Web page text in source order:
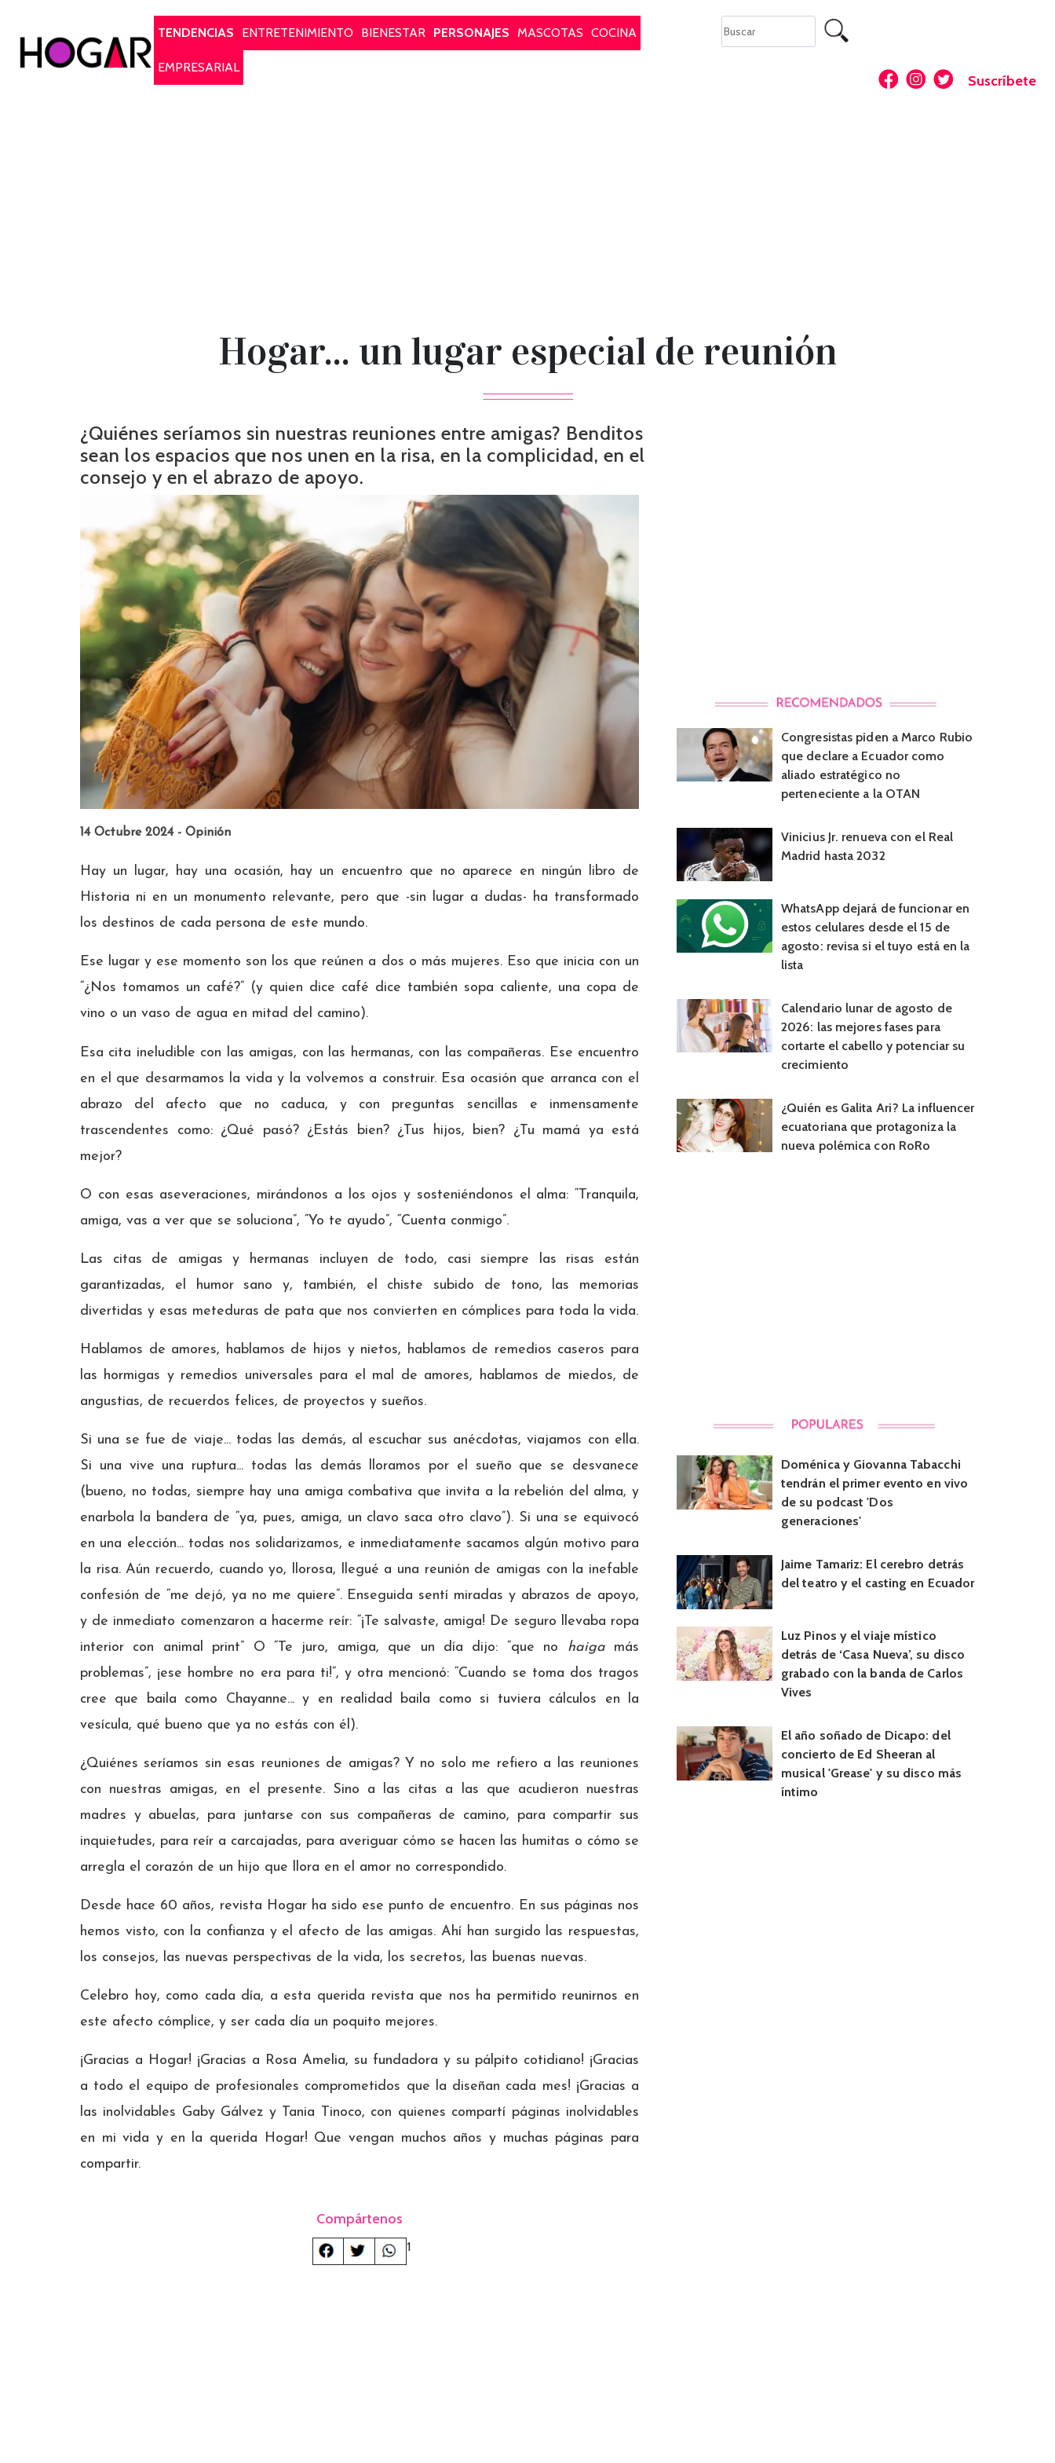
TENDENCIAS
ENTRETENIMIENTO BIENESTAR PERSONAJES MASCOTAS COCINA
EMPRESARIAL
Suscríbete
Hogar... un lugar especial de reunión
¿Quiénes seríamos sin nuestras reuniones entre amigas? Benditos
sean los espacios que nos unen en la risa, en la complicidad, en el
consejo y en el abrazo de apoyo.
14 Octubre 2024 - Opinión
Hay un lugar, hay una ocasión, hay un encuentro que no aparece en ningún libro de
Historia ni en un monumento relevante, pero que -sin lugar a dudas- ha transformado
los destinos de cada persona de este mundo.
Ese lugar y ese momento son los que reúnen a dos o más mujeres. Eso que inicia con un
“¿Nos tomamos un café?” (y quien dice café dice también sopa caliente, una copa de
vino o un vaso de agua en mitad del camino).
Esa cita ineludible con las amigas, con las hermanas, con las compañeras. Ese encuentro
en el que desarmamos la vida y la volvemos a construir. Esa ocasión que arranca con el
abrazo del afecto que no caduca, y con preguntas sencillas e inmensamente
trascendentes como: ¿Qué pasó? ¿Estás bien? ¿Tus hijos, bien? ¿Tu mamá ya está
mejor?
O con esas aseveraciones, mirándonos a los ojos y sosteniéndonos el alma: “Tranquila,
amiga, vas a ver que se soluciona”, “Yo te ayudo”, “Cuenta conmigo”.
Las citas de amigas y hermanas incluyen de todo, casi siempre las risas están
garantizadas, el humor sano y, también, el chiste subido de tono, las memorias
divertidas y esas meteduras de pata que nos convierten en cómplices para toda la vida.
Hablamos de amores, hablamos de hijos y nietos, hablamos de remedios caseros para
las hormigas y remedios universales para el mal de amores, hablamos de miedos, de
angustias, de recuerdos felices, de proyectos y sueños.
Si una se fue de viaje... todas las demás, al escuchar sus anécdotas, viajamos con ella.
Si una vive una ruptura... todas las demás lloramos por el sueño que se desvanece
(bueno, no todas, siempre hay una amiga combativa que invita a la rebelión del alma, y
enarbola la bandera de “ya, pues, amiga, un clavo saca otro clavo”). Si una se equivocó
en una elección... todas nos solidarizamos, e inmediatamente sacamos algún motivo para
la risa. Aún recuerdo, cuando yo, llorosa, llegué a una reunión de amigas con la inefable
confesión de “me dejó, ya no me quiere”. Enseguida sentí miradas y abrazos de apoyo,
y de inmediato comenzaron a hacerme reír: “¡Te salvaste, amiga! De seguro llevaba ropa
interior con animal print” O “Te juro, amiga, que un día dijo: “que no haigamás
problemas”, ¡ese hombre no era para ti!”, y otra mencionó: “Cuando se toma dos tragos
cree que baila como Chayanne... y en realidad baila como si tuviera cálculos en la
vesícula, qué bueno que ya no estás con él).
¿Quiénes seríamos sin esas reuniones de amigas? Y no solo me refiero a las reuniones
con nuestras amigas, en el presente. Sino a las citas a las que acudieron nuestras
madres y abuelas, para juntarse con sus compañeras de camino, para compartir sus
inquietudes, para reír a carcajadas, para averiguar cómo se hacen las humitas o cómo se
arregla el corazón de un hijo que llora en el amor no correspondido.
Desde hace 60 años, revista Hogar ha sido ese punto de encuentro. En sus páginas nos
hemos visto, con la confianza y el afecto de las amigas. Ahí han surgido las respuestas,
los consejos, las nuevas perspectivas de la vida, los secretos, las buenas nuevas.
Celebro hoy, como cada día, a esta querida revista que nos ha permitido reunirnos en
este afecto cómplice, y ser cada día un poquito mejores.
¡Gracias a Hogar! ¡Gracias a Rosa Amelia, su fundadora y su pálpito cotidiano! ¡Gracias
a todo el equipo de profesionales comprometidos que la diseñan cada mes! ¡Gracias a
las inolvidables Gaby Gálvez y Tania Tinoco, con quienes compartí páginas inolvidables
en mi vida y en la querida Hogar! Que vengan muchos años y muchas páginas para
compartir.
Compártenos
1
Congresistas piden a Marco Rubio
que declare a Ecuador como
aliado estratégico no
perteneciente a la OTAN
Vinicius Jr. renueva con el Real
Madrid hasta 2032
WhatsApp dejará de funcionar en
estos celulares desde el 15 de
agosto: revisa si el tuyo está en la
lista
Calendario lunar de agosto de
2026: las mejores fases para
cortarte el cabello y potenciar su
crecimiento
¿Quién es Galita Ari? La influencer
ecuatoriana que protagoniza la
nueva polémica con RoRo
Doménica y Giovanna Tabacchi
tendrán el primer evento en vivo
de su podcast 'Dos
generaciones'
Jaime Tamariz: El cerebro detrás
del teatro y el casting en Ecuador
Luz Pinos y el viaje místico
detrás de ‘Casa Nueva’, su disco
grabado con la banda de Carlos
Vives
El año soñado de Dicapo: del
concierto de Ed Sheeran al
musical 'Grease' y su disco más
íntimo